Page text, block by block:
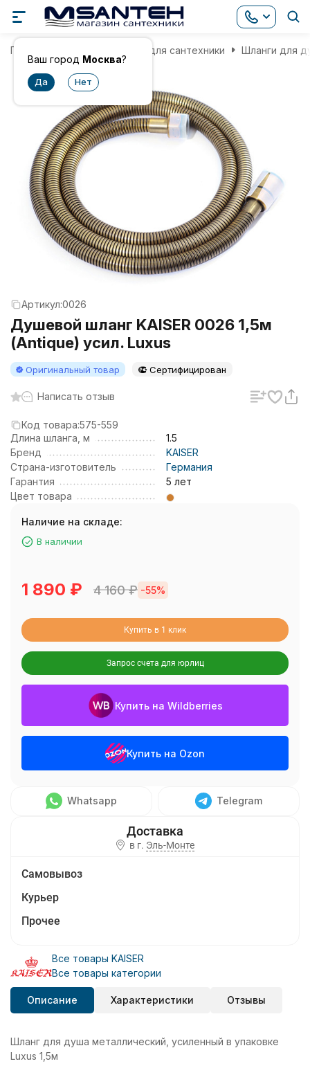
Ваш город Москва?
Главная Комплектующие для сантехники Шланги для
Артикул:0026
Душевой шланг KAISER 0026 1,5м
(Antique) усил. Luxus
Оригинальный товар Сертифицирован
Написать отзыв
Код товара:575-559
Длина шланга, м
1.5
Бренд
KAISER
Страна-изготовитель
Германия
Гарантия
5 лет
Цвет товара
Наличие на складе:
В наличии
1 890 ₽ 4 160₽ -55%
Купить в 1 клик
Запрос счета для юрлиц
Купить на Wildberries
Купить на Ozon
Whatsapp Telegram
в г. Эль-Монте
Самовывоз
Курьер
Прочее
Все товары KAISER
Все товары категории
Описание Характеристики Отзывы
Шланг для душа металлический, усиленный в упаковке
Luxus 1,5м